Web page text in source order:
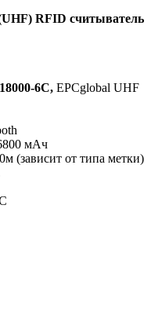
RFID считыватель
6C, EPCglobal UHF
мАч
(зависит от типа метки)